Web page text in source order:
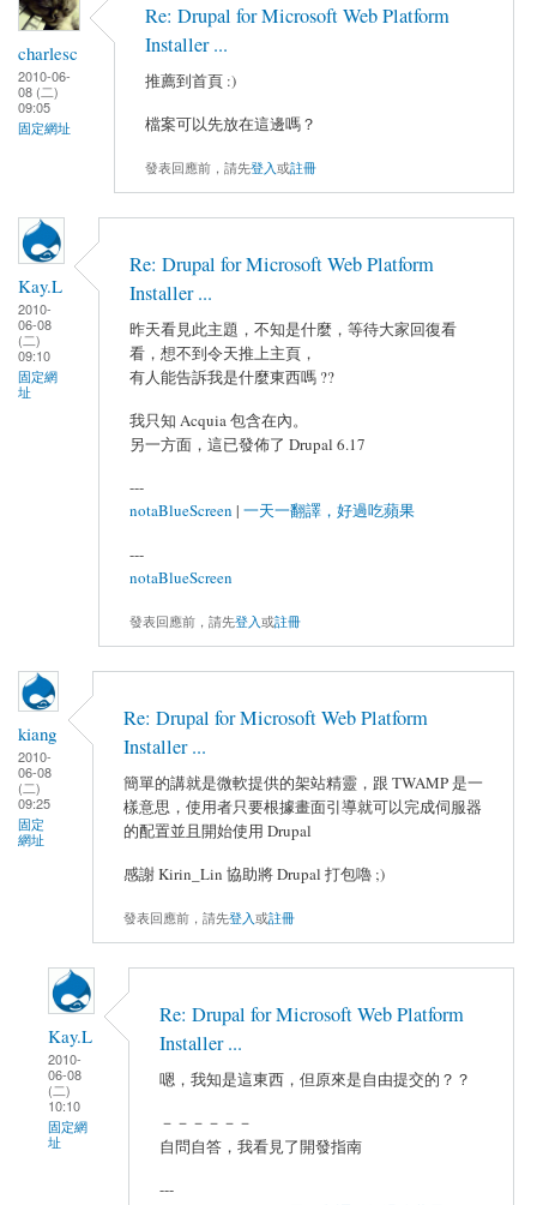
charlesc
2010-06-
08 (二)
09:05
固定網址
Re: Drupal for Microsoft Web Platform
Installer ...
推薦到首頁 :)
檔案可以先放在這邊嗎？
發表回應前，請先登入或註冊
Kay.L
2010-
06-08
(二)
09:10
固定網
址
Re: Drupal for Microsoft Web Platform
Installer ...
昨天看見此主題，不知是什麼，等待大家回復看
看，想不到令天推上主頁，
有人能告訴我是什麼東西嗎 ??
我只知 Acquia 包含在內。
另一方面，這已發佈了 Drupal 6.17
---
notaBlueScreen | 一天一翻譯，好過吃蘋果
---
notaBlueScreen
發表回應前，請先登入或註冊
kiang
2010-
06-08
(二)
09:25
固定
網址
Re: Drupal for Microsoft Web Platform
Installer ...
簡單的講就是微軟提供的架站精靈，跟 TWAMP 是一
樣意思，使用者只要根據畫面引導就可以完成伺服器
的配置並且開始使用 Drupal
感謝 Kirin_Lin 協助將 Drupal 打包嚕 ;)
發表回應前，請先登入或註冊
Kay.L
2010-
06-08
(二)
10:10
固定網
址
Re: Drupal for Microsoft Web Platform
Installer ...
嗯，我知是這東西，但原來是自由提交的？？
－－－－－－
自問自答，我看見了開發指南
---